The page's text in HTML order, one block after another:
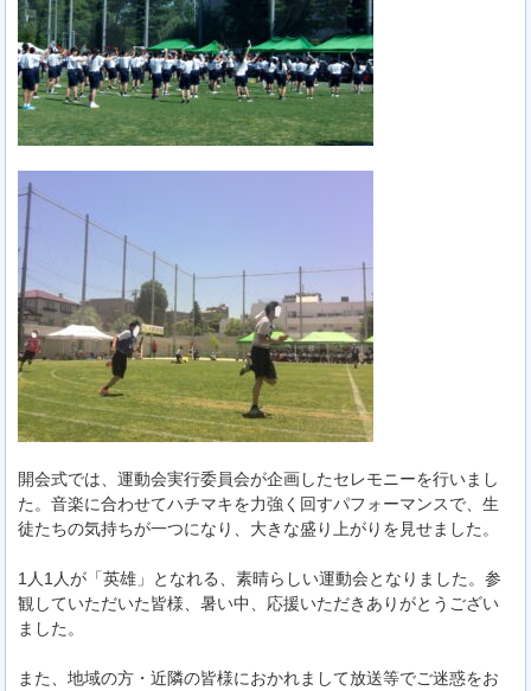
開会式では、運動会実行委員会が企画したセレモニーを行いまし
た。音楽に合わせてハチマキを力強く回すパフォーマンスで、生
徒たちの気持ちが一つになり、大きな盛り上がりを見せました。
1人1人が「英雄」となれる、素晴らしい運動会となりました。参
観していただいた皆様、暑い中、応援いただきありがとうござい
ました。
また、地域の方・近隣の皆様におかれまして放送等でご迷惑をお